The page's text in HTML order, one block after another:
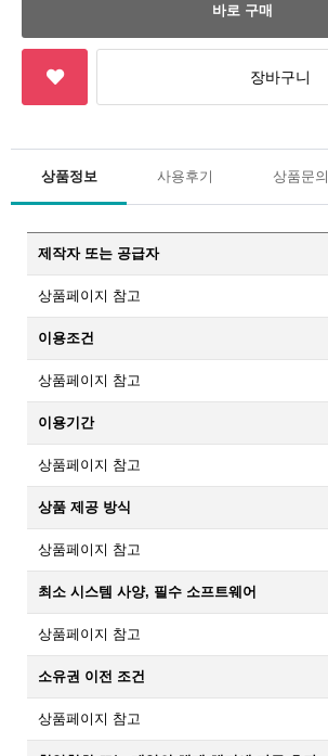
상품정보 사용후기 상품문의
제작자 또는 공급자
상품페이지 참고
이용조건
상품페이지 참고
이용기간
상품페이지 참고
상품 제공 방식
상품페이지 참고
최소 시스템 사양, 필수 소프트웨어
상품페이지 참고
소유권 이전 조건
상품페이지 참고